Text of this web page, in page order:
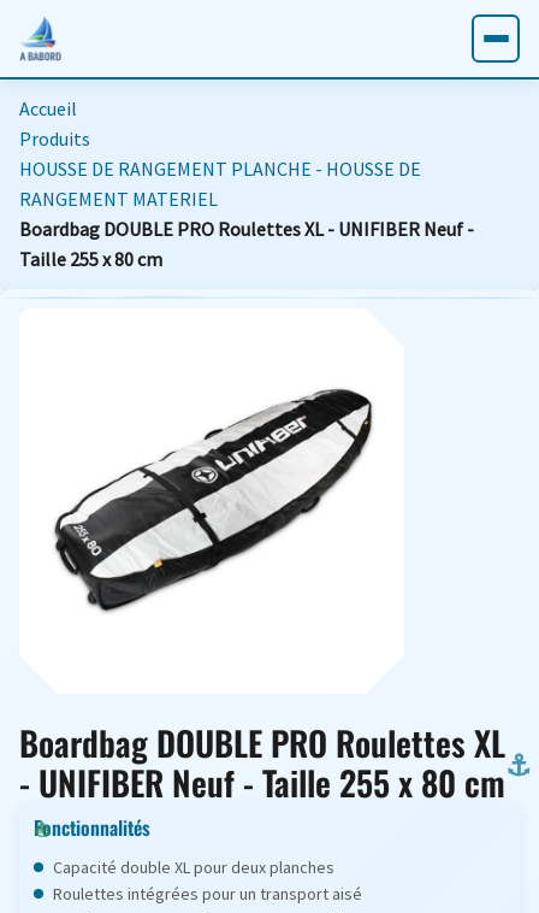
Accueil
Produits
HOUSSE DE RANGEMENT PLANCHE - HOUSSE DE
RANGEMENT MATERIEL
Boardbag DOUBLE PRO Roulettes XL - UNIFIBER Neuf -
Taille 255 x 80 cm
Boardbag DOUBLE PRO Roulettes XL
- UNIFIBER Neuf - Taille 255 x 80 cm
Fonctionnalités
Capacité double XL pour deux planches
Roulettes intégrées pour un transport aisé